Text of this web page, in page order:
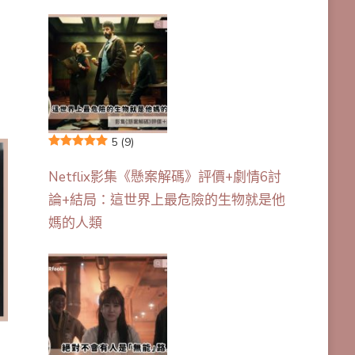
5 (9)
Netflix影集《懸案解碼》評價+劇情6討
論+結局：這世界上最危險的生物就是他
媽的人類